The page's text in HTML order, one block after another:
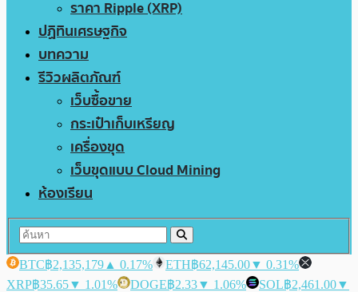
ราคา Ripple (XRP)
ปฏิทินเศรษฐกิจ
บทความ
รีวิวผลิตภัณฑ์
เว็บซื้อขาย
กระเป๋าเก็บเหรียญ
เครื่องขุด
เว็บขุดแบบ Cloud Mining
ห้องเรียน
BTC฿2,135,179 ▲ 0.17% ETH฿62,145.00▼ 0.31%
XRP฿35.65▼ 1.01% DOGE฿2.33▼ 1.06% SOL฿2,461.00▼